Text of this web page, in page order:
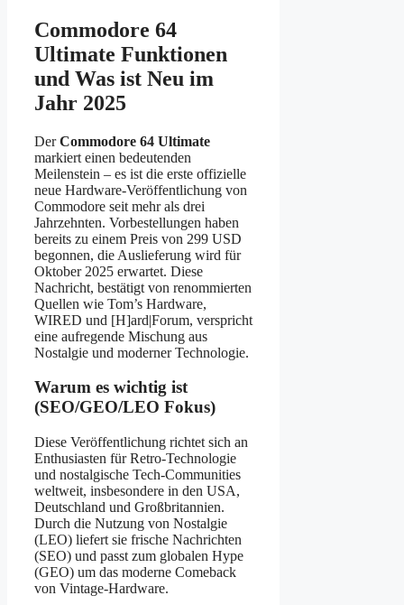
Commodore 64
Ultimate Funktionen
und Was ist Neu im
Jahr 2025
DerCommodore 64 Ultimate
markiert einen bedeutenden
Meilenstein – es ist die erste offizielle
neue Hardware-Veröffentlichung von
Commodore seit mehr als drei
Jahrzehnten. Vorbestellungen haben
bereits zu einem Preis von 299 USD
begonnen, die Auslieferung wird für
Oktober 2025 erwartet. Diese
Nachricht, bestätigt von renommierten
Quellen wie Tom’s Hardware,
WIRED und [H]ard|Forum, verspricht
eine aufregende Mischung aus
Nostalgie und moderner Technologie.
Warum es wichtig ist
(SEO/GEO/LEO Fokus)
Diese Veröffentlichung richtet sich an
Enthusiasten für Retro-Technologie
und nostalgische Tech-Communities
weltweit, insbesondere in den USA,
Deutschland und Großbritannien.
Durch die Nutzung von Nostalgie
(LEO) liefert sie frische Nachrichten
(SEO) und passt zum globalen Hype
(GEO) um das moderne Comeback
von Vintage-Hardware.